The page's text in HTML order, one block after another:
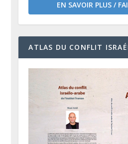
EN SAVOIR PLUS /
ATLAS DU CONFLIT